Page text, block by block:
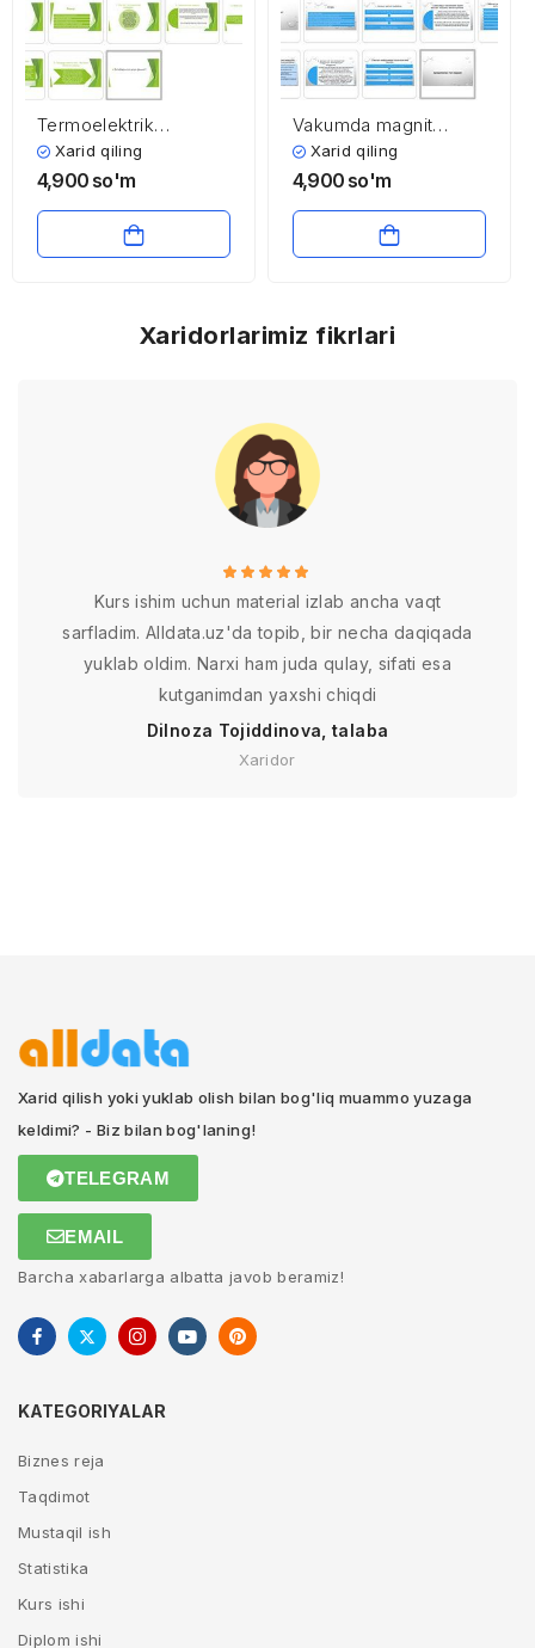
Termoelektrik
hodisalar
Xarid qiling
4,900 so'm
Vakumda magnit
maydoni
Xarid qiling
4,900 so'm
Xaridorlarimiz fikrlari
Kurs ishim uchun material izlab ancha vaqt
sarfladim. Alldata.uz'da topib, bir necha daqiqada
yuklab oldim. Narxi ham juda qulay, sifati esa
kutganimdan yaxshi chiqdi
Dilnoza Tojiddinova, talaba
Xaridor
Xarid qilish yoki yuklab olish bilan bog'liq muammo yuzaga
keldimi? - Biz bilan bog'laning!
TELEGRAM
EMAIL
Barcha xabarlarga albatta javob beramiz!
KATEGORIYALAR
Biznes reja
Taqdimot
Mustaqil ish
Statistika
Kurs ishi
Diplom ishi